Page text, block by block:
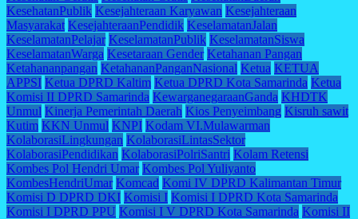
KesehatanPublik Kesejahteraan Karyawan Kesejahteraan
Masyarakat KesejahteraanPendidik KeselamatanJalan
KeselamatanPelajar KeselamatanPublik KeselamatanSiswa
KeselamatanWarga Kesetaraan Gender Ketahanan Pangan
Ketahananpangan KetahananPanganNasional Ketua KETUA
APPSI Ketua DPRD Kaltim Ketua DPRD Kota Samarinda Ketua
Komisi II DPRD Samarinda KewarganegaraanGanda KHDTK
Unmul Kinerja Pemerintah Daerah Kios Penyeimbang Kisruh sawit
Kutim KKN Unmul KNPI Kodam VI.Mulawarman
KolaborasiLingkungan KolaborasiLintasSektor
KolaborasiPendidikan KolaborasiPolriSantri Kolam Retensi
Kombes Pol Hendri Umar Kombes Pol Yuliyanto
KombesHendriUmar Komcad Komi IV DPRD Kalimantan Timur
Komisi D DPRD DKI Komisi I Komisi I DPRD Kota Samarinda
Komisi I DPRD PPU Komisi I V DPRD Kota Samarinda Komisi II